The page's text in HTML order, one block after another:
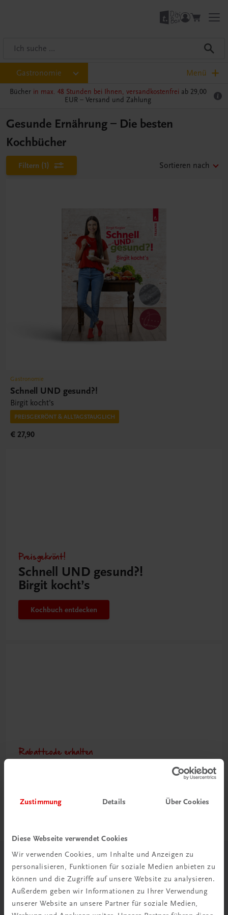
Zustimmung Details Über Cookies
Diese Webseite verwendet Cookies
Wir verwenden Cookies, um Inhalte und Anzeigen zu
personalisieren, Funktionen für soziale Medien anbieten zu
können und die Zugriffe auf unsere Website zu analysieren.
Außerdem geben wir Informationen zu Ihrer Verwendung
unserer Website an unsere Partner für soziale Medien,
Gastronomie Menü
Bücher in max. 48 Stunden bei Ihnen, versandkostenfrei ab 29,00
EUR – Versand und Zahlung
Gesunde Ernährung – Die besten
Kochbücher
Filtern (1) Sortieren nach
Gastronomie
Schnell UND gesund?!
Birgit kocht’s
PREISGEKRÖNT & ALLTAGSTAUGLICH
€ 27,90
Preisgekrönt!
Schnell UND gesund?!
Birgit kocht’s
Kochbuch entdecken
Rabattcode erhalten
Jetzt anmelden
Herzlich willkommen bei TRAUNER!